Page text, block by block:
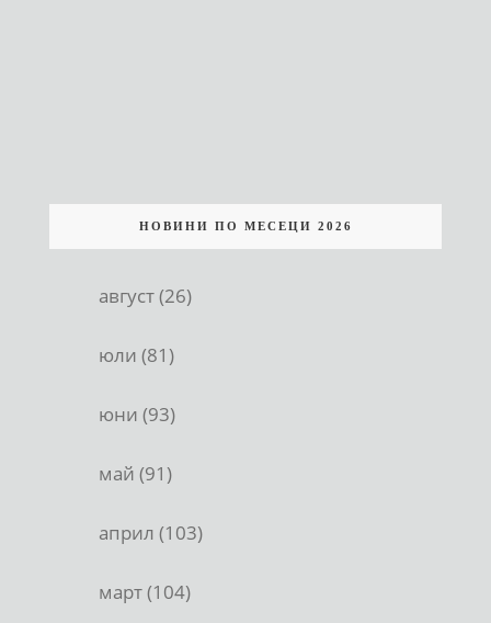
НОВИНИ ПО МЕСЕЦИ 2026
август (26)
юли (81)
юни (93)
май (91)
април (103)
март (104)